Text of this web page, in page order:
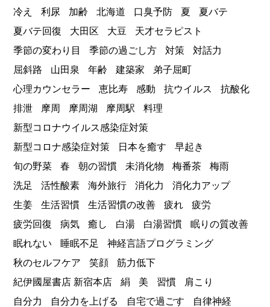
冷え
利尿 加齢 北海道 口臭予防 夏
夏バテ
夏バテ回復
大田区 大豆
天才セラピスト
季節の変わり目
季節の過ごし方 対策
対話力
屈斜路
山田泉 年齢 建築家
弟子屈町
心理カウンセラー
恵比寿 感動 抗ウイルス
抗酸化
排泄
摩周 摩周湖 摩周駅
料理
新型コロナウイルス感染症対策
新型コロナ感染症対策
日本を癒す
早起き
旬の野菜
春 朝の習慣 未消化物 梅番茶
梅雨
洗足
活性酸素 海外旅行 消化力
消化力アップ
生姜
生活習慣 生活習慣の改善 疲れ
疲労
疲労回復
病気 癒し 白湯 白湯習慣
眠りの質改善
眠れない
睡眠不足
神経言語プログラミング
秋のセルフケア
笑顔
筋力低下
紀伊國屋書店 新宿本店
絹 美 習慣
肩こり
自分力
自分力を上げる 自宅で過ごす
自律神経